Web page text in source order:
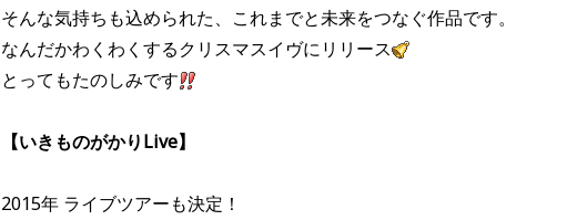
そんな気持ちも込められた、これまでと未来をつなぐ作品です。
なんだかわくわくするクリスマスイヴにリリース
とってもたのしみです
【いきものがかりLive】
2015年 ライブツアーも決定！